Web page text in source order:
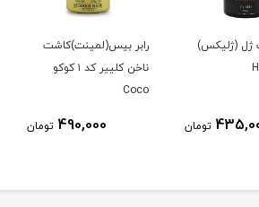
(ژلیکس)
تومان
رابر بیس(لمینت)کاشت
ناخن کلییر کد ۱ کوکو
Coco
490,000 تومان